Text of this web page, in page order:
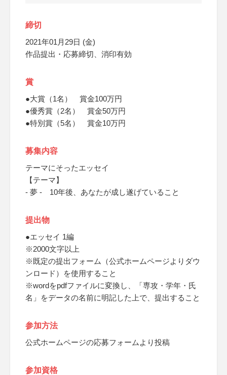
締切
2021年01月29日 (金)
作品提出・応募締切、消印有効
賞
●大賞（1名） 賞金100万円
●優秀賞（2名） 賞金50万円
●特別賞（5名） 賞金10万円
募集内容
テーマにそったエッセイ
【テーマ】
- 夢 - 10年後、あなたが成し遂げていること
提出物
●エッセイ 1編
※2000文字以上
※既定の提出フォーム（公式ホームページよりダウ
ンロード）を使用すること
※wordをpdfファイルに変換し、「専攻・学年・氏
名」をデータの名前に明記した上で、提出すること
参加方法
公式ホームページの応募フォームより投稿
参加資格